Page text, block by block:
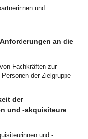
und
an die
Fachkräften zur
der Zielgruppe
der
und -akquisiteure
und -